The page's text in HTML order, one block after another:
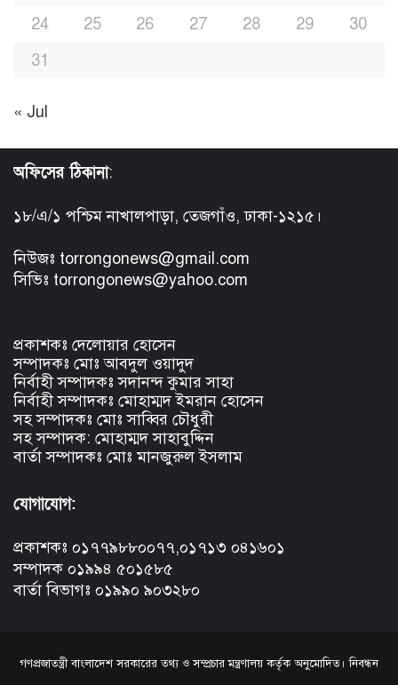
24
25 26 27 28 29
30
31
« Jul
অফিসের ঠিকানা:
১৮/এ/১ পশ্চিম নাখালপাড়া, তেজগাঁও, ঢাকা-১২১৫।
নিউজঃ torrongonews@gmail.com
সিভিঃ torrongonews@yahoo.com
প্রকাশকঃ দেলোয়ার হোসেন
সম্পাদকঃ মোঃ আবদুল ওয়াদুদ
নির্বাহী সম্পাদকঃ সদানন্দ কুমার সাহা
নির্বাহী সম্পাদকঃ মোহাম্মদ ইমরান হোসেন
সহ সম্পাদকঃ মোঃ সাব্বির চৌধুরী
সহ সম্পাদক: মোহাম্মদ সাহাবুদ্দিন
বার্তা সম্পাদকঃ মোঃ মানজুরুল ইসলাম
যোগাযোগ:
প্রকাশকঃ ০১৭৭৯৮৮০০৭৭,০১৭১৩ ০৪১৬০১
সম্পাদক ০১৯৯৪ ৫০১৫৮৫
বার্তা বিভাগঃ ০১৯৯০ ৯০৩২৮০
গণপ্রজাতন্ত্রী বাংলাদেশ সরকারের তথ্য ও সম্প্রচার মন্ত্রণালয় কর্তৃক অনুমোদিত। নিবন্ধন